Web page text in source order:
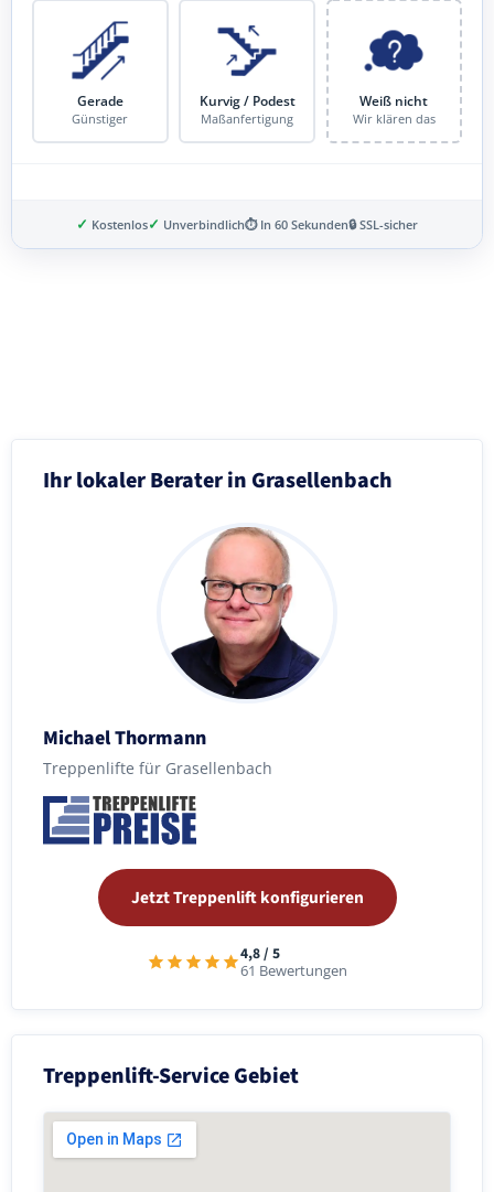
Gerade
Günstiger
Kurvig / Podest
Maßanfertigung
Weiß nicht
Wir klären das
✓ Kostenlos✓ Unverbindlich⏱ In 60 Sekunden🔒 SSL-sicher
Ihr lokaler Berater in Grasellenbach
Michael Thormann
Treppenlifte für Grasellenbach
Jetzt Treppenlift konfigurieren
4,8 / 5
61 Bewertungen
Treppenlift-Service Gebiet